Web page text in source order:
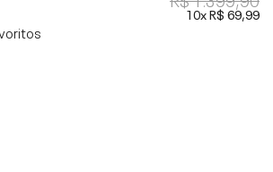
10xR$ 69,99